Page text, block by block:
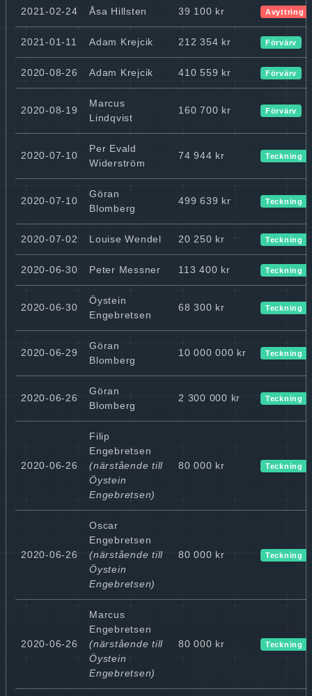
2021-02-24 Åsa Hillsten 39 100 kr Avyttring
2021-01-11 Adam Krejcik 212 354 kr Förvärv
2020-08-26 Adam Krejcik 410 559 kr Förvärv
2020-08-19
Marcus
Lindqvist
160 700 kr Förvärv
2020-07-10
Per Evald
Widerström
74 944 kr Teckning
2020-07-10
Göran
Blomberg
499 639 kr Teckning
2020-07-02 Louise Wendel 20 250 kr Teckning
2020-06-30 Peter Messner 113 400 kr Teckning
2020-06-30
Öystein
Engebretsen
68 300 kr Teckning
2020-06-29
Göran
Blomberg
10 000 000 kr Teckning
2020-06-26
Göran
Blomberg
2 300 000 kr Teckning
2020-06-26
Filip
Engebretsen
(närstående till
Öystein
Engebretsen)
80 000 kr Teckning
2020-06-26
Oscar
Engebretsen
(närstående till
Öystein
Engebretsen)
80 000 kr Teckning
2020-06-26
Marcus
Engebretsen
(närstående till
Öystein
Engebretsen)
80 000 kr Teckning